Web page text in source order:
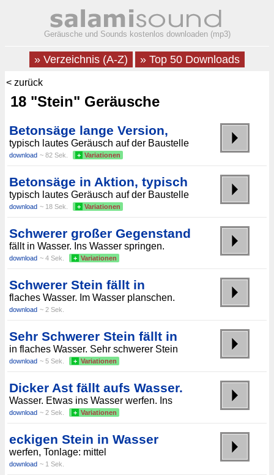
Geräusche und Sounds kostenlos downloaden (mp3)
» Verzeichnis (A-Z) » Top 50 Downloads
< zurück
18 "Stein" Geräusche
Betonsäge lange Version,
typisch lautes Geräusch auf der Baustelle
download ~ 82 Sek. + Variationen
Betonsäge in Aktion, typisch
typisch lautes Geräusch auf der Baustelle
download ~ 18 Sek. + Variationen
Schwerer großer Gegenstand
fällt in Wasser. Ins Wasser springen.
download ~ 4 Sek. + Variationen
Schwerer Stein fällt in
flaches Wasser. Im Wasser planschen.
download ~ 2 Sek.
Sehr Schwerer Stein fällt in
in flaches Wasser. Sehr schwerer Stein
download ~ 5 Sek. + Variationen
Dicker Ast fällt aufs Wasser.
Wasser. Etwas ins Wasser werfen. Ins
download ~ 2 Sek. + Variationen
eckigen Stein in Wasser
werfen, Tonlage: mittel
download ~ 1 Sek.